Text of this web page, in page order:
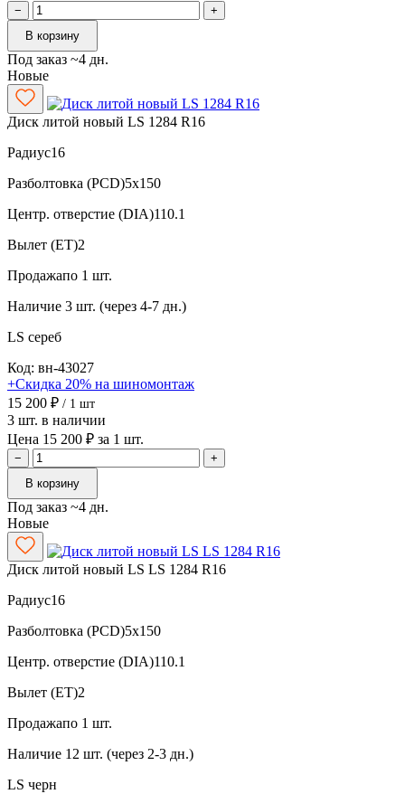
−
+
В корзину
Под заказ ~4 дн.
Новые
Диск литой новый LS 1284 R16
Радиус16
Разболтовка (PCD)5x150
Центр. отверстие (DIA)110.1
Вылет (ET)2
Продажапо 1 шт.
Наличие 3 шт. (через 4-7 дн.)
LS сереб
Код: вн-43027
+Скидка 20% на шиномонтаж
15 200 ₽ / 1 шт
3 шт. в наличии
Цена 15 200 ₽ за 1 шт.
−
+
В корзину
Под заказ ~4 дн.
Новые
Диск литой новый LS LS 1284 R16
Радиус16
Разболтовка (PCD)5x150
Центр. отверстие (DIA)110.1
Вылет (ET)2
Продажапо 1 шт.
Наличие 12 шт. (через 2-3 дн.)
LS черн